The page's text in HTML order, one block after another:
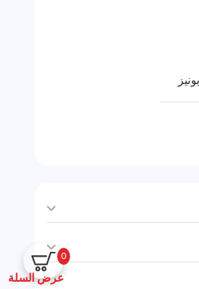
0
عرض السلة